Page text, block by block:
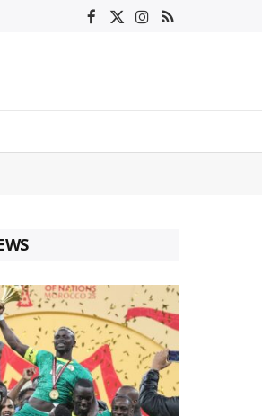
Facebook
X Instagram
RSS